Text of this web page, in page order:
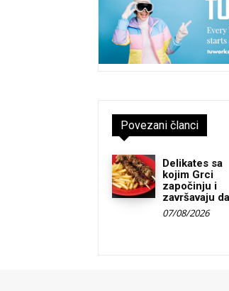
Povezani članci
Delikates sa
kojim Grci
započinju i
završavaju
07/08/2026